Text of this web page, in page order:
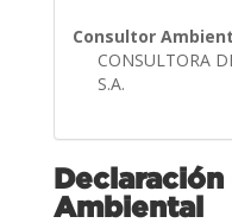
Consultor
CONSULTORA
S.A.
Ambiental